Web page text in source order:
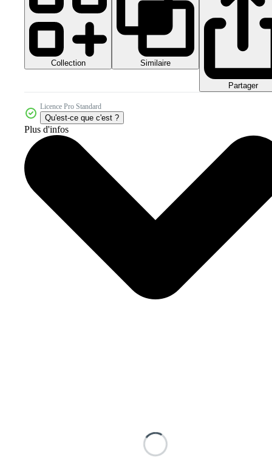
Collection Similaire
Partager
Licence Pro Standard
Qu'est-ce que c'est ?
Plus d'infos